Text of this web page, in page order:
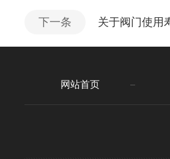
下一条 关于阀门使用
网站首页